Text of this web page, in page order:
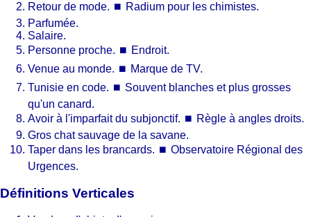
Retour de mode. ⏹ Radium pour les chimistes.
Parfumée.
Salaire.
Personne proche. ⏹ Endroit.
Venue au monde. ⏹ Marque de TV.
Tunisie en code. ⏹ Souvent blanches et plus grosses
qu'un canard.
Avoir à l'imparfait du subjonctif. ⏹ Règle à angles droits.
Gros chat sauvage de la savane.
Taper dans les brancards. ⏹ Observatoire Régional des
Urgences.
Définitions Verticales